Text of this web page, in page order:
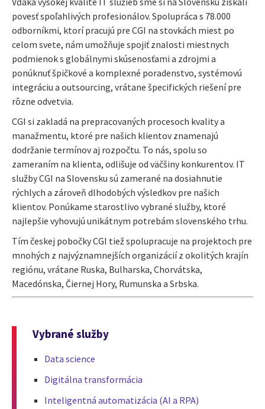
povesť spoľahlivých profesionálov. Spolupráca s 78.000
odborníkmi, ktorí pracujú pre CGI na stovkách miest po
celom svete, nám umožňuje spojiť znalosti miestnych
podmienok s globálnymi skúsenosťami a zdrojmi a
ponúknuť špičkové a komplexné poradenstvo, systémovú
integráciu a outsourcing, vrátane špecifických riešení pre
rôzne odvetvia.
CGI si zakladá na prepracovaných procesoch kvality a
manažmentu, ktoré pre našich klientov znamenajú
dodržanie termínov aj rozpočtu. To nás, spolu so
zameraním na klienta, odlišuje od väčšiny konkurentov. IT
služby CGI na Slovensku sú zamerané na dosiahnutie
rýchlych a zároveň dlhodobých výsledkov pre našich
klientov. Ponúkame starostlivo vybrané služby, ktoré
najlepšie vyhovujú unikátnym potrebám slovenského trhu.
Tím českej pobočky CGI tiež spolupracuje na projektoch pre
mnohých z najvýznamnejších organizácií z okolitých krajín
regiónu, vrátane Ruska, Bulharska, Chorvátska,
Macedónska, Čiernej Hory, Rumunska a Srbska.
Vybrané služby
Data science
Digitálna transformácia
Inteligentná automatizácia (AI a RPA)